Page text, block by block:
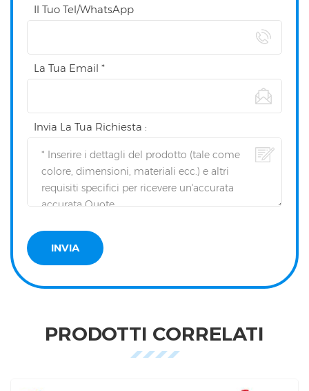
Il Tuo Tel/WhatsApp
La Tua Email *
Invia La Tua Richiesta :
PRODOTTI CORRELATI